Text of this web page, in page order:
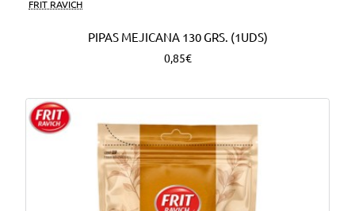
FRIT RAVICH
PIPAS MEJICANA 130 GRS. (1UDS)
0,85€